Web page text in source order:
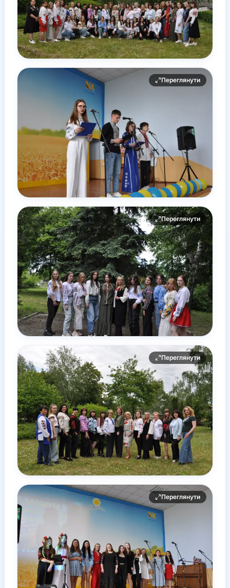
Переглянути
Переглянути
Переглянути
Переглянути